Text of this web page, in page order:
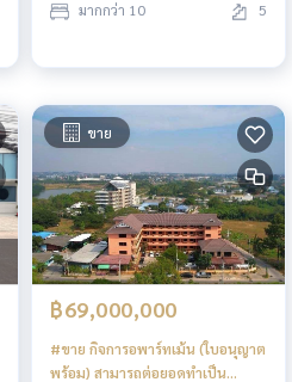
มากกว่า 10 5
ขาย
฿69,000,000
#ขาย กิจการอพาร์ทเม้น (ใบอนุญาต
พร้อม) สามารถต่อยอดทำเป็น